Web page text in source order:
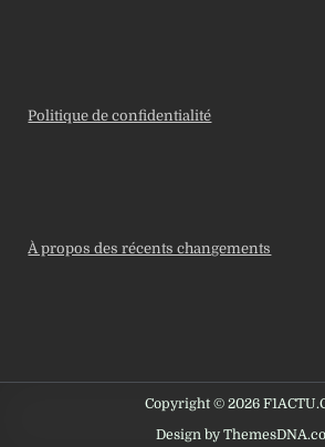
Politique de confidentialité
À propos des récents changements
Copyright © 2026
Design by